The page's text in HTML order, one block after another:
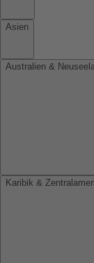
Asien
Australien &
Karibik &